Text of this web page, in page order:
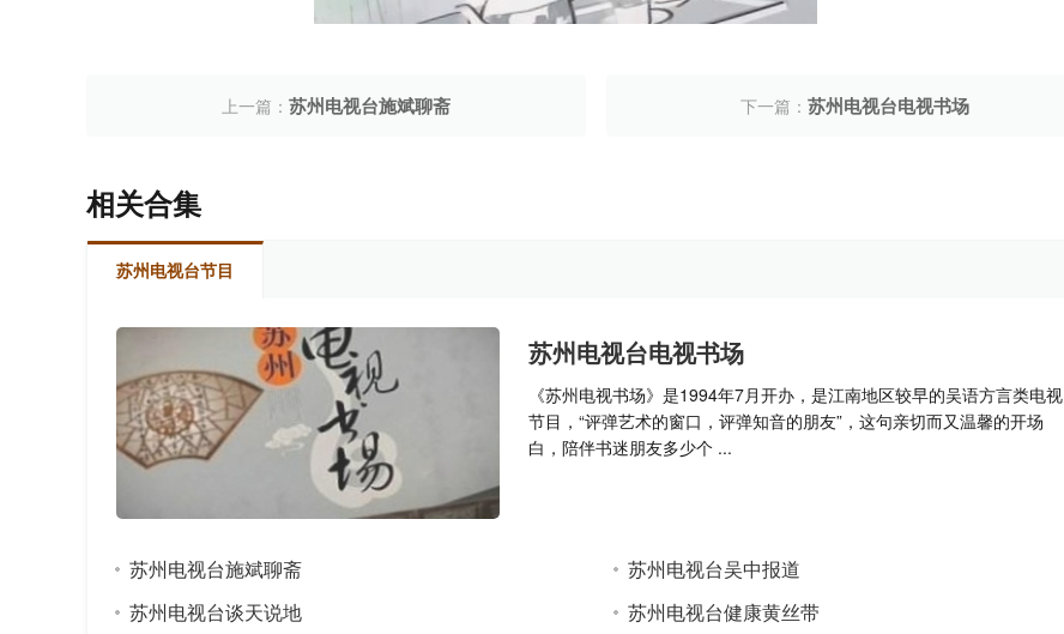
上一篇： 苏州电视台施斌聊斋 下一篇：苏州电视台电视书场
相关合集
苏州电视台节目
苏州电视台电视书场
《苏州电视书场》是1994年7月开办，是江南地区较早的吴语方言类电视
节目，“评弹艺术的窗口，评弹知音的朋友”，这句亲切而又温馨的开场
白，陪伴书迷朋友多少个 ...
苏州电视台施斌聊斋
苏州电视台谈天说地
苏州电视台吴中报道
苏州电视台健康黄丝带